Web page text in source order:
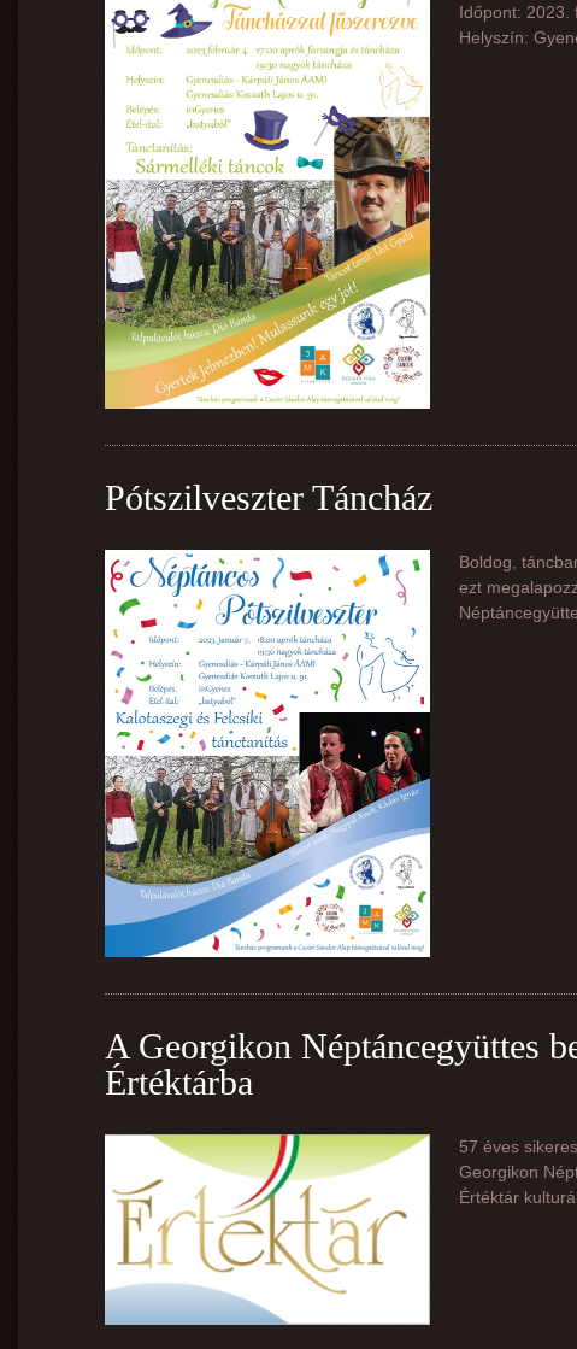
Időpont: 2023.
Helyszín:
Pótszilveszter Táncház
Boldog,
ezt
A Georgikon Néptáncegyüttes
Értéktárba
57 éves
Georgikon
Értéktár